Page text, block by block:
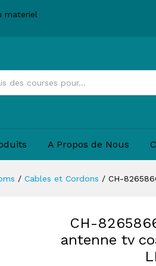
materiel
A Propos de Nous
/ Cables et Cordons / CH-
CH-
antenne tv